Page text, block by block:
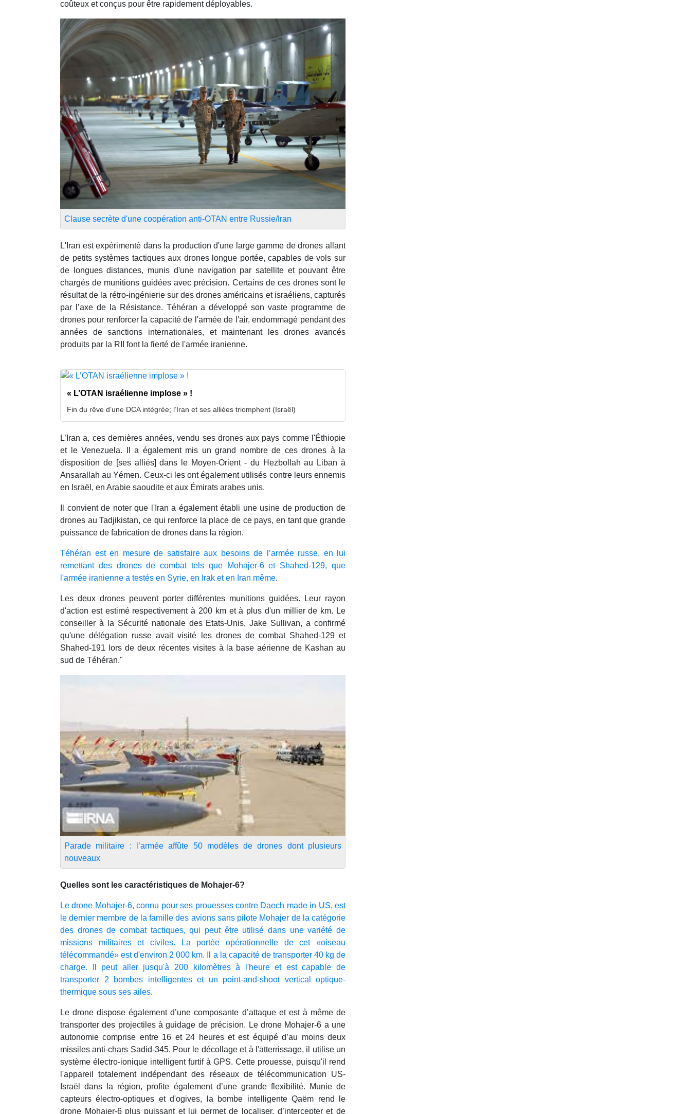
coûteux et conçus pour être rapidement déployables.
Clause secrète d'une coopération anti-OTAN entre Russie/Iran
L'Iran est expérimenté dans la production d'une large gamme de drones allant
de petits systèmes tactiques aux drones longue portée, capables de vols sur
de longues distances, munis d'une navigation par satellite et pouvant être
chargés de munitions guidées avec précision. Certains de ces drones sont le
résultat de la rétro-ingénierie sur des drones américains et israéliens, capturés
par l’axe de la Résistance. Téhéran a développé son vaste programme de
drones pour renforcer la capacité de l'armée de l'air, endommagé pendant des
années de sanctions internationales, et maintenant les drones avancés
produits par la RII font la fierté de l'armée iranienne.
« L’OTAN israélienne implose » !
Fin du rêve d’une DCA intégrée; l’Iran et ses alliées triomphent (Israël)
L’Iran a, ces dernières années, vendu ses drones aux pays comme l'Éthiopie
et le Venezuela. Il a également mis un grand nombre de ces drones à la
disposition de [ses alliés] dans le Moyen-Orient - du Hezbollah au Liban à
Ansarallah au Yémen. Ceux-ci les ont également utilisés contre leurs ennemis
en Israël, en Arabie saoudite et aux Émirats arabes unis.
Il convient de noter que l'Iran a également établi une usine de production de
drones au Tadjikistan, ce qui renforce la place de ce pays, en tant que grande
puissance de fabrication de drones dans la région.
Téhéran est en mesure de satisfaire aux besoins de l’armée russe, en lui
remettant des drones de combat tels que Mohajer-6 et Shahed-129, que
l'armée iranienne a testés en Syrie, en Irak et en Iran même.
Les deux drones peuvent porter différentes munitions guidées. Leur rayon
d'action est estimé respectivement à 200 km et à plus d'un millier de km. Le
conseiller à la Sécurité nationale des Etats-Unis, Jake Sullivan, a confirmé
qu'une délégation russe avait visité les drones de combat Shahed-129 et
Shahed-191 lors de deux récentes visites à la base aérienne de Kashan au
sud de Téhéran."
Parade militaire : l’armée affûte 50 modèles de drones dont plusieurs
nouveaux
Quelles sont les caractéristiques de Mohajer-6?
Le drone Mohajer-6, connu pour ses prouesses contre Daech made in US, est
le dernier membre de la famille des avions sans pilote Mohajer de la catégorie
des drones de combat tactiques, qui peut être utilisé dans une variété de
missions militaires et civiles. La portée opérationnelle de cet «oiseau
télécommandé» est d'environ 2 000 km. Il a la capacité de transporter 40 kg de
charge. Il peut aller jusqu'à 200 kilomètres à l'heure et est capable de
transporter 2 bombes intelligentes et un point-and-shoot vertical optique-
thermique sous ses ailes.
Le drone dispose également d’une composante d’attaque et est à même de
transporter des projectiles à guidage de précision. Le drone Mohajer-6 a une
autonomie comprise entre 16 et 24 heures et est équipé d’au moins deux
missiles anti-chars Sadid-345. Pour le décollage et à l'atterrissage, il utilise un
système électro-ionique intelligent furtif à GPS. Cette prouesse, puisqu'il rend
l'appareil totalement indépendant des réseaux de télécommunication US-
Israël dans la région, profite également d’une grande flexibilité. Munie de
capteurs électro-optiques et d'ogives, la bombe intelligente Qaëm rend le
drone Mohajer-6 plus puissant et lui permet de localiser, d’intercepter et de